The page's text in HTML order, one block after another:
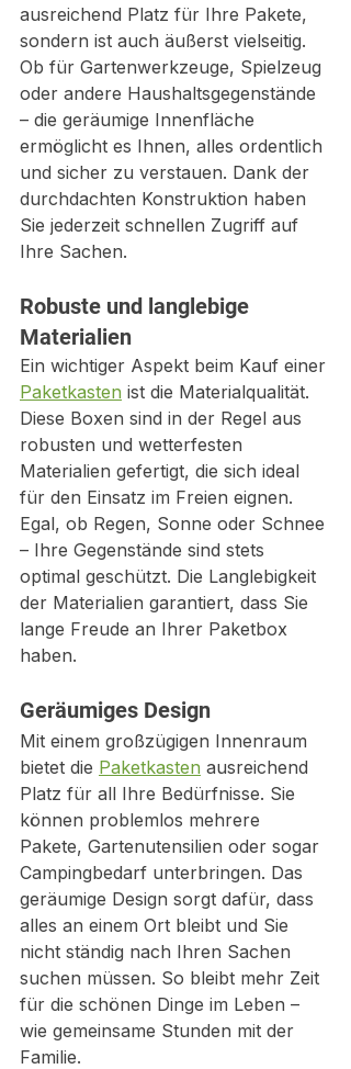
ausreichend Platz für Ihre Pakete,
sondern ist auch äußerst vielseitig.
Ob für Gartenwerkzeuge, Spielzeug
oder andere Haushaltsgegenstände
– die geräumige Innenfläche
ermöglicht es Ihnen, alles ordentlich
und sicher zu verstauen. Dank der
durchdachten Konstruktion haben
Sie jederzeit schnellen Zugriff auf
Ihre Sachen.
Robuste und langlebige
Materialien
Ein wichtiger Aspekt beim Kauf einer
Paketkasten ist die Materialqualität.
Diese Boxen sind in der Regel aus
robusten und wetterfesten
Materialien gefertigt, die sich ideal
für den Einsatz im Freien eignen.
Egal, ob Regen, Sonne oder Schnee
– Ihre Gegenstände sind stets
optimal geschützt. Die Langlebigkeit
der Materialien garantiert, dass Sie
lange Freude an Ihrer Paketbox
haben.
Geräumiges Design
Mit einem großzügigen Innenraum
bietet die Paketkasten ausreichend
Platz für all Ihre Bedürfnisse. Sie
können problemlos mehrere
Pakete, Gartenutensilien oder sogar
Campingbedarf unterbringen. Das
geräumige Design sorgt dafür, dass
alles an einem Ort bleibt und Sie
nicht ständig nach Ihren Sachen
suchen müssen. So bleibt mehr Zeit
für die schönen Dinge im Leben –
wie gemeinsame Stunden mit der
Familie.